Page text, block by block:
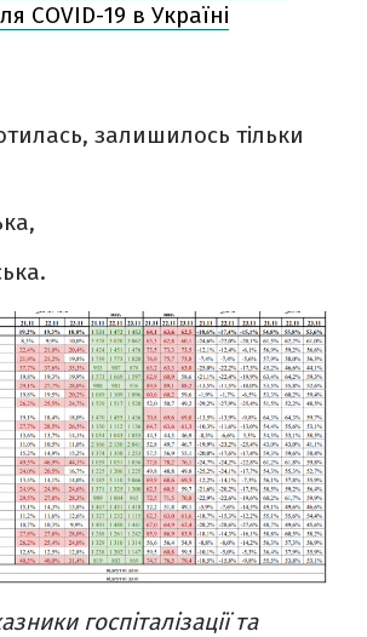
COVID-19 в Україні
залишилось тільки
госпіталізації та